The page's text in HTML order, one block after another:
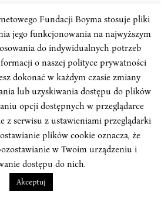
TYGODNIK – AZJA
Fundacji Boyma stosuje pliki
jego funkcjonowania na najwyższym
do indywidualnych potrzeb
o naszej polityce prywatności
dokonać w każdym czasie zmiany
lub uzyskiwania dostępu do plików
opcji dostępnych w przeglądarce
z serwisu z ustawieniami przeglądarki
plików cookie oznacza, że
w Twoim urządzeniu i
dostępu do nich.
Akceptuj